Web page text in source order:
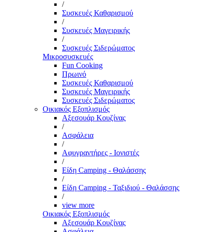
/
Συσκευές Καθαρισμού
/
Συσκευές Μαγειρικής
/
Συσκευές Σιδερώματος
Μικροσυσκευές
Fun Cooking
Πρωινό
Συσκευές Καθαρισμού
Συσκευές Μαγειρικής
Συσκευές Σιδερώματος
Οικιακός Εξοπλισμός
Αξεσουάρ Κουζίνας
/
Ασφάλεια
/
Αφυγραντήρες - Ιονιστές
/
Είδη Camping - Θαλάσσης
/
Είδη Camping - Ταξιδιού - Θαλάσσης
/
view more
Οικιακός Εξοπλισμός
Αξεσουάρ Κουζίνας